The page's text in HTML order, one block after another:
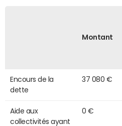
Montant
Encours de la
dette
37 080 €
Aide aux
collectivités ayant
0 €